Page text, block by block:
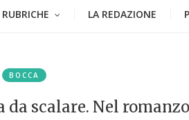
LA REDAZIONE
BOCCA
scalare. Nel